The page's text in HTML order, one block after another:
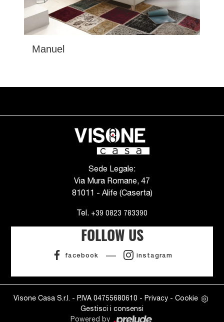
Manuel
Sede Legale:
Via Mura Romane, 47
81011 - Alife (Caserta)
Tel. +39 0823 783390
FOLLOW US
facebook instagram
Visone Casa S.r.l. - P.IVA 04755680610 - Privacy - Cookie
Gestisci i consensi
Powered by